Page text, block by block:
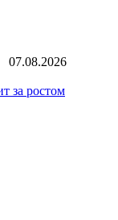
07.08.2026
за ростом